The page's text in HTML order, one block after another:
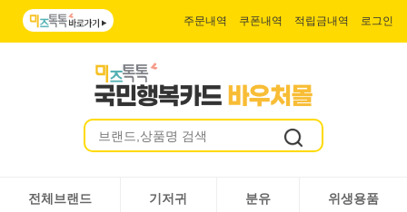
주문내역 쿠폰내역 적립금내역 로그인
전체브랜드 기저귀 분유 위생용품